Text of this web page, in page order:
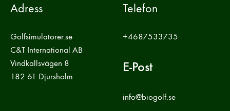
Adress
Golfsimulatorer.se
C&T International AB
Vindkallsvägen 8
182 61 Djursholm
Telefon
+4687533735
E-Post
info@biogolf.se